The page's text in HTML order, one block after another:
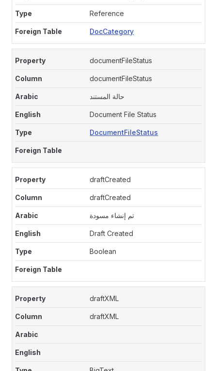
Reference
DocCategory
documentFileStatus
documentFileStatus
حالة المستند
Document File Status
DocumentFileStatus
draftCreated
draftCreated
تم إنشاء مسودة
Draft Created
Boolean
draftXML
draftXML